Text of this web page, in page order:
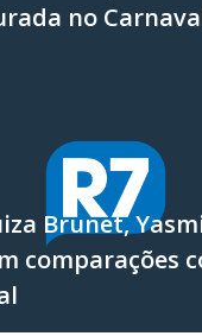
no
Brunet,
comparações